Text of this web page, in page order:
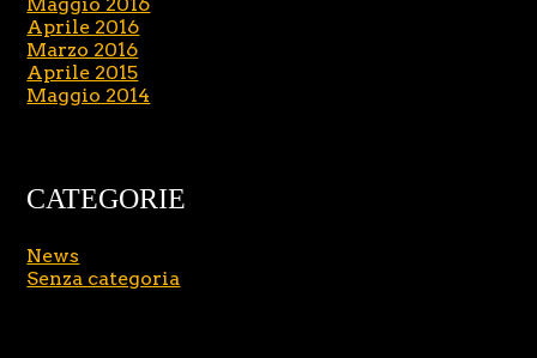
Aprile 2016
Marzo 2016
Aprile 2015
Maggio 2014
CATEGORIE
News
Senza categoria